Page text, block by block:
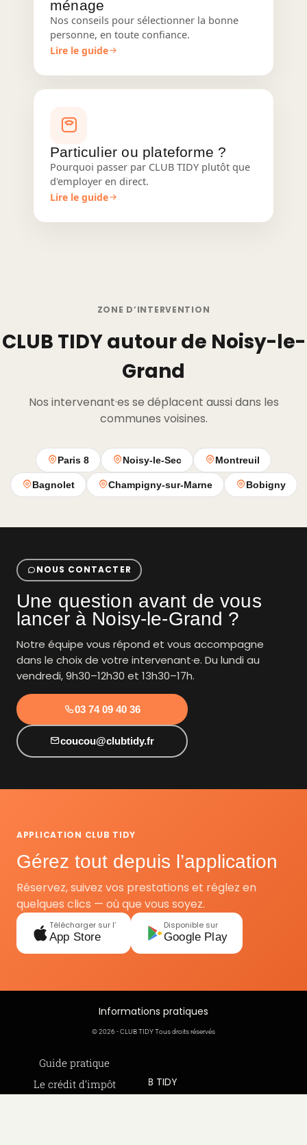
ménage
Nos conseils pour sélectionner la bonne
personne, en toute confiance.
Lire le guide
Particulier ou plateforme ?
Pourquoi passer par CLUB TIDY plutôt que
d'employer en direct.
Lire le guide
ZONE D’INTERVENTION
CLUB TIDY autour de Noisy-le-
Grand
Nos intervenant·es se déplacent aussi dans les
communes voisines.
Paris 8 Noisy-le-Sec Montreuil
Bagnolet Champigny-sur-Marne Bobigny
NOUS CONTACTER
Une question avant de vous
lancer à Noisy-le-Grand ?
Notre équipe vous répond et vous accompagne
dans le choix de votre intervenant·e. Du lundi au
vendredi, 9h30–12h30 et 13h30–17h.
03 74 09 40 36
coucou@clubtidy.fr
APPLICATION CLUB TIDY
Gérez tout depuis l’application
Réservez, suivez vos prestations et réglez en
quelques clics — où que vous soyez.
Télécharger sur l’
App Store
Disponible sur
Google Play
Informations pratiques
Guide pratique
Le crédit d’impôt
© 2026 - CLUB TIDY Tous droits réservés
Informations légales
CLUB TIDY
SAS CLUB TIDY